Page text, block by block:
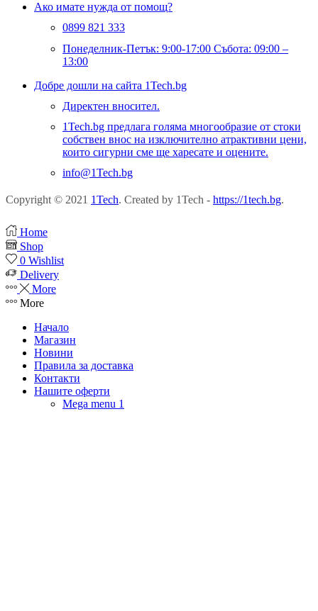
Ако имате нужда от помощ?
0899 821 333
Понеделник-Петък: 9:00-17:00 Събота: 09:00 –
13:00
Добре дошли на сайта 1Tech.bg
Директен вносител.
1Tech.bg предлага голяма многообразие от стоки
собствен внос на изключително атрактивни цени,
които сигурни сме ще харесате и оцените.
info@1Tech.bg
Copyright © 2021 1Tech. Created by 1Tech - https://1tech.bg.
Home
Shop
0 Wishlist
Delivery
More
More
Начало
Магазин
Новини
Правила за доставка
Контакти
Нашите оферти
Mega menu 1